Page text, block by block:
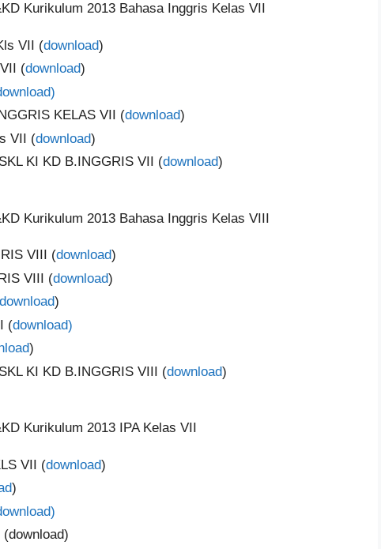
Kurikulum 2013 Bahasa Inggris Kelas VII
VII (download)
(download)
KELAS VII (download)
VII (download)
KI KD B.INGGRIS VII (download)
Kurikulum 2013 Bahasa Inggris Kelas VIII
VIII (download)
VIII (download)
)
(download)
)
KI KD B.INGGRIS VIII (download)
Kurikulum 2013 IPA Kelas VII
VII (download)
)